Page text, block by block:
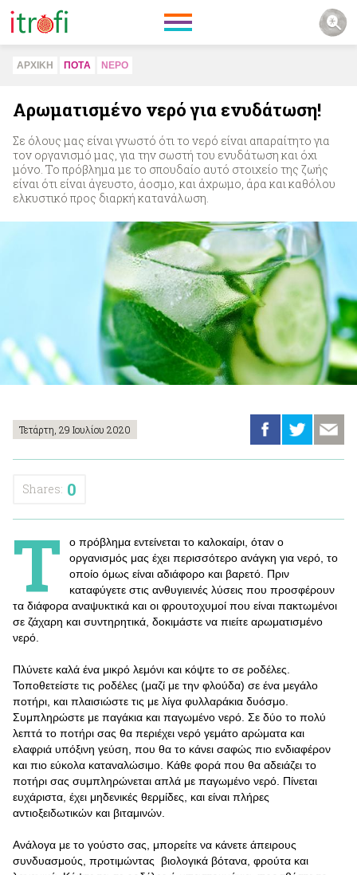
ΑΡΧΙΚΗ ΠΟΤA ΝΕΡΟ
Αρωματισμένο νερό για ενυδάτωση!
Σε όλους μας είναι γνωστό ότι το νερό είναι απαραίτητο για
τον οργανισμό μας, για την σωστή του ενυδάτωση και όχι
μόνο. Το πρόβλημα με το σπουδαίο αυτό στοιχείο της ζωής
είναι ότι είναι άγευστο, άοσμο, και άχρωμο, άρα και καθόλου
ελκυστικό προς διαρκή κατανάλωση.
Τετάρτη, 29 Ιουλίου 2020
Shares: 0
Τ
ο πρόβλημα εντείνεται το καλοκαίρι, όταν ο
οργανισμός μας έχει περισσότερο ανάγκη για νερό, το
οποίο όμως είναι αδιάφορο και βαρετό. Πριν
καταφύγετε στις ανθυγιεινές λύσεις που προσφέρουν
τα διάφορα αναψυκτικά και οι φρουτοχυμοί που είναι πακτωμένοι
σε ζάχαρη και συντηρητικά, δοκιμάστε να πιείτε αρωματισμένο
νερό.
Πλύνετε καλά ένα μικρό λεμόνι και κόψτε το σε ροδέλες.
Τοποθετείστε τις ροδέλες (μαζί με την φλούδα) σε ένα μεγάλο
ποτήρι, και πλαισιώστε τις με λίγα φυλλαράκια δυόσμο.
Συμπληρώστε με παγάκια και παγωμένο νερό. Σε δύο το πολύ
λεπτά το ποτήρι σας θα περιέχει νερό γεμάτο αρώματα και
ελαφριά υπόξινη γεύση, που θα το κάνει σαφώς πιο ενδιαφέρον
και πιο εύκολα καταναλώσιμο. Κάθε φορά που θα αδειάζει το
ποτήρι σας συμπληρώνεται απλά με παγωμένο νερό. Πίνεται
ευχάριστα, έχει μηδενικές θερμίδες, και είναι πλήρες
αντιοξειδωτικών και βιταμινών.
Ανάλογα με το γούστο σας, μπορείτε να κάνετε άπειρους
συνδυασμούς, προτιμώντας βιολογικά βότανα, φρούτα και